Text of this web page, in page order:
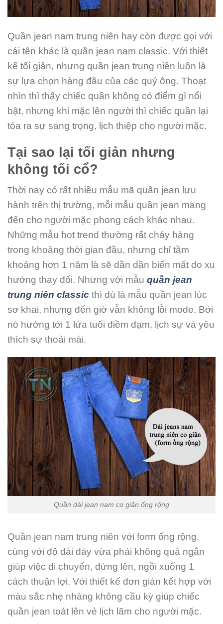
Quần jean nam trung niên hay còn được gọi với
cái tên khác là quần jean nam classic. Với thiết
kế tối giản, nhưng quần jean trung niên luôn là
sự lựa chọn hàng đầu của các quý ông. Thoạt
nhìn thì thấy chiếc quần không có điểm gì nổi
bật, nhưng khi mặc lên người thì chiếc quần lại
tỏa ra sự sang trọng, lịch thiệp cho người mặc.
Tại sao lại tối giản nhưng
không tối cổ?
Thời nay có rất nhiều mẫu mã quần jean lưu
hành trên thị trường, mỗi mẫu quần jean mang
đến cho người mặc phong cách khác nhau.
Những mẫu hot trend thường rất cháy hàng
trong khoảng thời gian đầu, nhưng chỉ tầm
khoảng hơn 1 năm là sẽ dần dần biến mất do xu
hướng thay đổi. Nhưng với mẫu quần jean
trung niên classic thì dù là mẫu quần jean lúc
sơ khai, nhưng đến giờ vẫn không lỗi mode. Bởi
nó hướng tới 1 lứa tuổi điềm đạm, lịch sự và yêu
thích sự thoải mái.
Quần dài jean nam co giãn ống rộng
Quần jean nam trung niên với form ống rộng,
cùng với độ dài đáy vừa phải không quá ngắn
giúp việc di chuyển, đứng lên, ngồi xuống 1
cách thuận lợi. Với thiết kế đơn giản kết hợp với
màu sắc nhẹ nhàng không cầu kỳ giúp chiếc
quần jean toát lên vẻ lịch lãm cho người mặc.